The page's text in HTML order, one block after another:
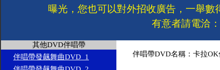
曝光，您也可以對外招收廣告，一舉
有意者請電洽
其他DVD伴唱帶
伴唱帶發飆舞曲DVD_1
伴唱帶DVD名稱：卡拉